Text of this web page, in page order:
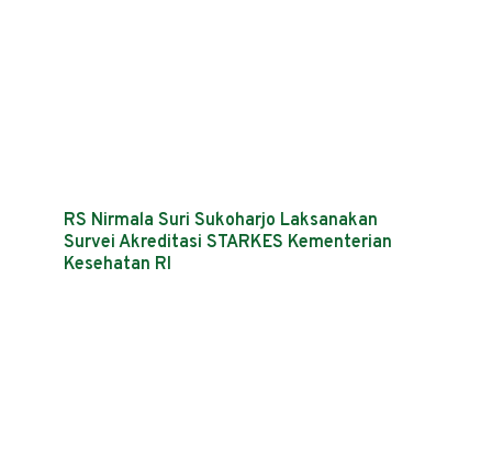
RS Nirmala Suri Sukoharjo Laksanakan
Survei Akreditasi STARKES Kementerian
Kesehatan RI